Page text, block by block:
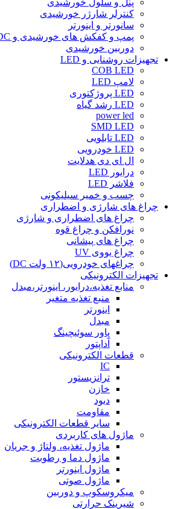
پنل و سلول خورشیدی
کنترلر شارژر خورشیدی
سانورتر و اینورتر
پمپ و کفکش های خورشیدی و DC
دوربین خورشیدی
تجهیزات روشنایی و LED
COB LED
لامپ LED
LED پروژکتوری
LED رشد گیاه
power led
SMD LED
LED تابلویی
LED خودرویی
ال ای دی هدلایت
درایور LED
فلاشر LED
چسب و خمیر سیلیکونی
چراغ های شارژی و اضطراری
چراغ های اضطراری و شارژی
نورافکن و چراغ قوه
چراغ های پیشانی
چراغ یووی UV
چراغهای خودرویی(۱۲ ولت DC)
تجهیزات الکترونیکی
منابع تغذیه،درایور، اینورتر،مبدل
منبع تغذیه متغیر
اینورتر
مبدل
پاور سوئیچینگ
آداپتور
قطعات الکترونیکی
IC
ترانزیستور
خازن
دیود
مقاومت
سایر قطعات الکترونیکی
ماژول های کاربردی
ماژول تغذیه، ولتاژ و جریان
ماژول دما و رطوبت
ماژول اینورتر
ماژول صوتی
میکروسکوپ و دوربین
شیرینک حرارتی